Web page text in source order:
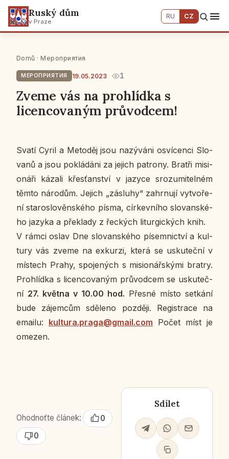
Ruský dům
v Praze
RU CZ
Domů · Мероприятия
МЕРОПРИЯТИЯ 19.05.2023 1
Zveme vás na prohlídka s
licencovaným průvodcem!
Svatí Cyril a Me­to­děj jsou na­zý­vá­ni osví­ce­n­ci Slo­
va­nů a jsou po­klá­dá­ni za jejich pa­t­ro­ny. Bratři mi­si­
o­ná­ři kázali křes­ťan­ství v jazyce sro­zu­mi­tel­ném
těmto ná­ro­dům. Jejich „zá­slu­hy“ za­hr­nu­jí vy­tvo­ře­
ní sta­ro­slo­věn­ské­ho písma, cír­kev­ní­ho slo­van­ské­
ho jazyka a pře­kla­dy z řec­kých li­tur­gic­kých knih.
V rámci oslav Dne slo­van­ské­ho pí­sem­nic­tví a kul­
tu­ry vás zveme na ex­kur­zi, která se usku­teč­ní v
mís­tech Prahy, spo­je­ných s mi­si­o­nář­ský­mi bratry.
Pro­hlíd­ka s li­cen­co­va­ným prů­vod­cem se usku­teč­
ní 27. května v 10.00 hod. Přesné místo se­tká­ní
bude zá­jem­cům sdě­le­no poz­dě­ji. Re­gis­tra­ce na
emailu: kultura.praga@gmail.com Počet míst je
omezen.
Ohodnoťte článek:
0
0
Sdílet